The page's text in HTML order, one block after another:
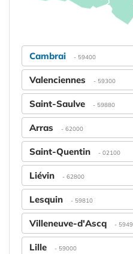
Cambrai - 59400
Valenciennes - 59300
Saint-Saulve - 59880
Arras - 62000
Saint-Quentin - 02100
Liévin - 62800
Lesquin - 59810
Villeneuve-d'Ascq -
Lille - 59000